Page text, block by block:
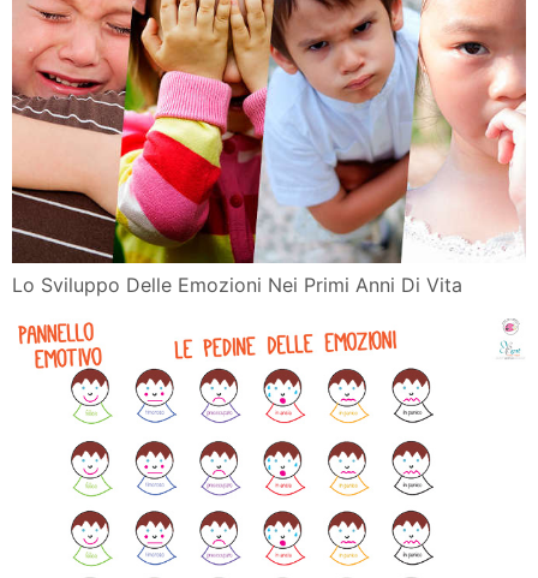
Lo Sviluppo Delle Emozioni Nei Primi Anni Di Vita